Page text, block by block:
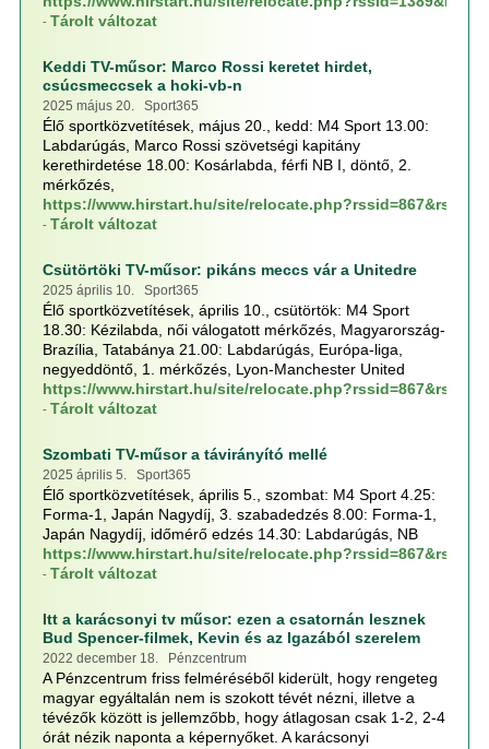
- Tárolt változat
Keddi TV-műsor: Marco Rossi keretet hirdet,
csúcsmeccsek a hoki-vb-n
2025 május 20. Sport365
Élő sportközvetítések, május 20., kedd: M4 Sport 13.00:
Labdarúgás, Marco Rossi szövetségi kapitány
kerethirdetése 18.00: Kosárlabda, férfi NB I, döntő, 2.
mérkőzés,
https://www.hirstart.hu/site/
- Tárolt változat
Csütörtöki TV-műsor: pikáns meccs vár a Unitedre
2025 április 10. Sport365
Élő sportközvetítések, április 10., csütörtök: M4 Sport
18.30: Kézilabda, női válogatott mérkőzés, Magyarország-
Brazília, Tatabánya 21.00: Labdarúgás, Európa-liga,
negyeddöntő, 1. mérkőzés, Lyon-Manchester United
https://www.hirstart.hu/site/
- Tárolt változat
Szombati TV-műsor a távirányító mellé
2025 április 5. Sport365
Élő sportközvetítések, április 5., szombat: M4 Sport 4.25:
Forma-1, Japán Nagydíj, 3. szabadedzés 8.00: Forma-1,
Japán Nagydíj, időmérő edzés 14.30: Labdarúgás, NB
https://www.hirstart.hu/site/
- Tárolt változat
Itt a karácsonyi tv műsor: ezen a csatornán lesznek
Bud Spencer-filmek, Kevin és az Igazából szerelem
2022 december 18. Pénzcentrum
A Pénzcentrum friss felméréséből kiderült, hogy rengeteg
magyar egyáltalán nem is szokott tévét nézni, illetve a
tévézők között is jellemzőbb, hogy átlagosan csak 1-2, 2-4
órát nézik naponta a képernyőket. A karácsonyi